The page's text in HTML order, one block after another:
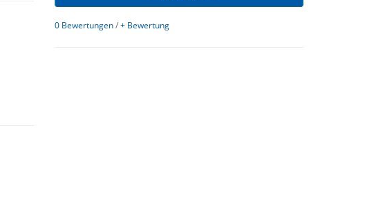
0 Bewertungen/+ Bewertung